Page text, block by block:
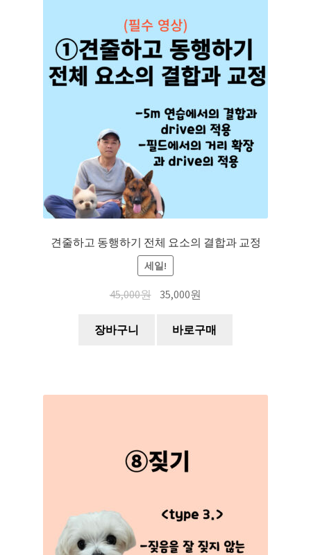
견줄하고 동행하기 전체 요소의 결합과 교정
세일!
45,000원 35,000원
장바구니 바로구매